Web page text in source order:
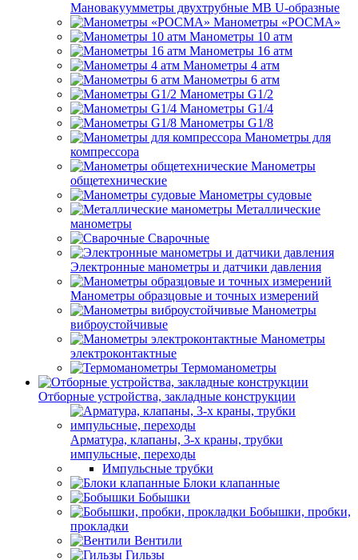
Мановакуумметры двухтрубные МВ U-образные
Манометры «РОСМА»
Манометры 10 атм
Манометры 16 атм
Манометры 4 атм
Манометры 6 атм
Манометры G1/2
Манометры G1/4
Манометры G1/8
Манометры для
компрессора
Манометры
общетехнические
Манометры судовые
Металлические
манометры
Сварочные
Электронные манометры и датчики давления
Манометры образцовые и точных измерений
Манометры
виброустойчивые
Манометры
электроконтактные
Термоманометры
Отборные устройства, закладные конструкции
Арматура, клапаны, 3-х краны, трубки
импульсные, переходы
Импульсные трубки
Блоки клапанные
Бобышки
Бобышки, пробки,
прокладки
Вентили
Гильзы